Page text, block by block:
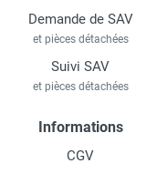
Demande de SAV
et pièces détachées
Suivi SAV
et pièces détachées
Informations
CGV